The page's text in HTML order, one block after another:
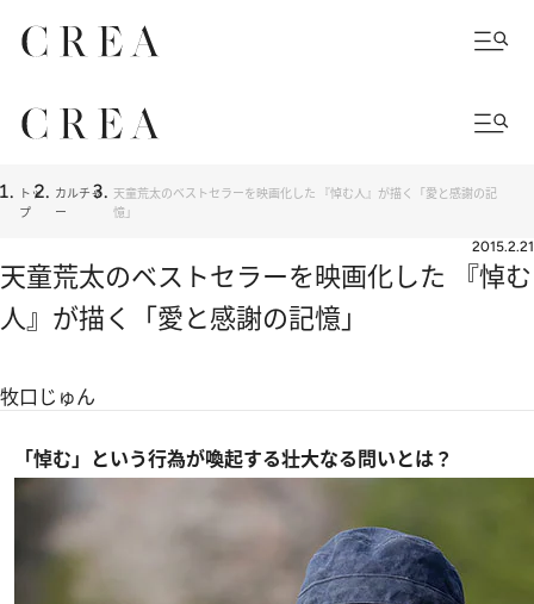
トッ
プ
カルチャ
ー
天童荒太のベストセラーを映画化した 『悼む人』が描く「愛と感謝の記
憶」
2015.2.21
天童荒太のベストセラーを映画化した 『悼む
人』が描く「愛と感謝の記憶」
牧口じゅん
「悼む」という行為が喚起する壮大なる問いとは？